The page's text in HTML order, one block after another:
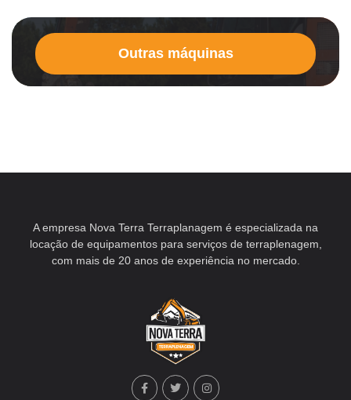
Outras máquinas
A empresa Nova Terra Terraplanagem é especializada na
locação de equipamentos para serviços de terraplenagem,
com mais de 20 anos de experiência no mercado.